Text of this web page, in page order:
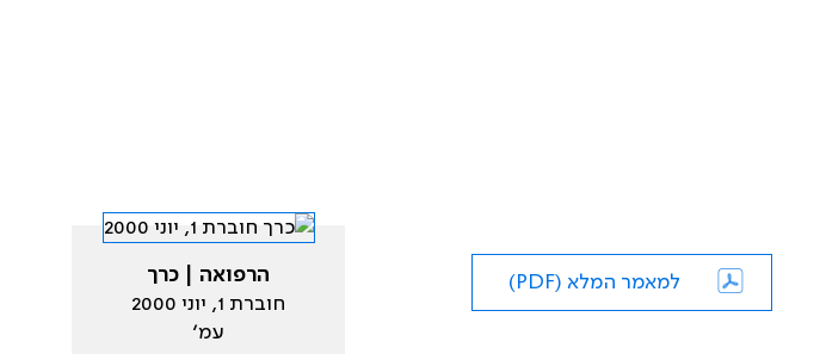
למאמר המלא (PDF)
הרפואה | כרך
חוברת 1, יוני 2000
עמ׳